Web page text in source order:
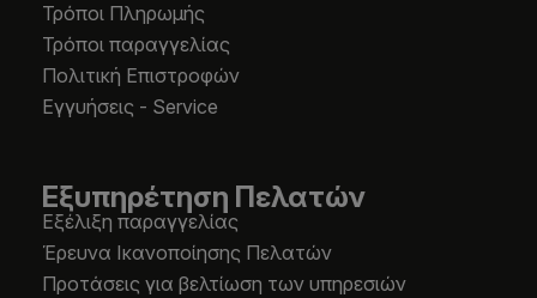
Τρόποι Πληρωμής
Τρόποι παραγγελίας
Πολιτική Επιστροφών
Εγγυήσεις - Service
Εξυπηρέτηση Πελατών
Εξέλιξη παραγγελίας
Έρευνα Ικανοποίησης Πελατών
Προτάσεις για βελτίωση των υπηρεσιών